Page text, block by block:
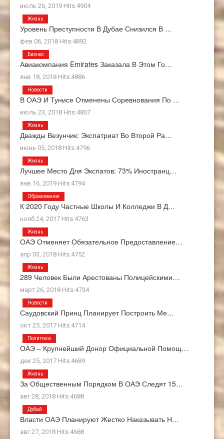
июль 26, 2019 Hits:4904
Уровень Преступности В Дубае Снизился В …
фев 06, 2018 Hits:4892
Жизнь
Авиакомпания Emirates Заказала В Этом Го…
янв 18, 2018 Hits:4886
Бизнес
В ОАЭ И Тунисе Отменены Соревнования По …
июль 23, 2018 Hits:4807
Новости
Дважды Везунчик: Экспатриат Во Второй Ра…
июнь 05, 2018 Hits:4796
Жизнь
Лучшее Место Для Экспатов: 73% Иностранц…
янв 16, 2019 Hits:4794
Жизнь
К 2020 Году Частные Школы И Колледжи В Д…
нояб 24, 2017 Hits:4763
Образование
ОАЭ Отменяет Обязательное Предоставление…
апр 03, 2018 Hits:4752
Жизнь
289 Человек Были Арестованы Полицейскими…
март 26, 2018 Hits:4734
Жизнь
Саудовский Принц Планирует Построить Ме…
окт 25, 2017 Hits:4714
Новости
ОАЭ – Крупнейший Донор Официальной Помощ…
дек 25, 2017 Hits:4689
Политика
За Общественным Порядком В ОАЭ Следят 15…
авг 28, 2018 Hits:4688
Жизнь
Власти ОАЭ Планируют Жестко Наказывать Н…
авг 27, 2018 Hits:4688
Дубай